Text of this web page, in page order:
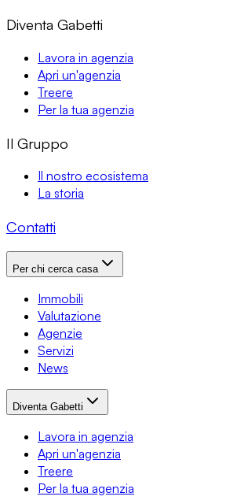
Diventa Gabetti
Lavora in agenzia
Apri un'agenzia
Treere
Per la tua agenzia
Il Gruppo
Il nostro ecosistema
La storia
Contatti
Per chi cerca casa
Immobili
Valutazione
Agenzie
Servizi
News
Diventa Gabetti
Lavora in agenzia
Apri un'agenzia
Treere
Per la tua agenzia